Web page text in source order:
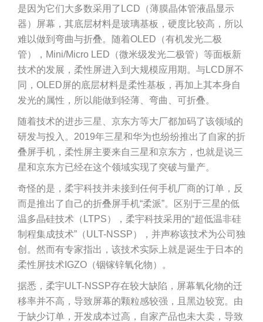
是因为它们大多数采用了LCD（薄膜晶体管液晶显示
器）屏幕，其底层材料是玻璃基板，硬度比较高，所以
难以做到弯曲与折叠。随着OLED（有机发光二极
管），Mini/Micro LED（微米级发光二极管）等面板新
技术的发展，柔性屏进入到大规模应用期。与LCD屏不
同，OLED屏的底层材料是柔性基板，再加上其本身自
发光的属性，所以能做到轻薄、弯曲、可折叠。
随着技术的进步三星、京东方等大厂都加码了该领域的
研发与投入。2019年三星和华为也纷纷推出了自家的折
叠屏手机，柔性屏主要来自三星和京东方，也就是说三
星和京东方已经在这个领域实现了突破与量产。
奇怪的是，柔宇科技并未接到任何手机厂商的订单，反
而是推出了自己的折叠屏手机“柔派”。区别于三星的低
温多晶硅技术（LTPS），柔宇科技采用的“超低温非硅
制程集成技术”（ULT-NSSP），并声称该技术为公司独
创。然而有专家指出，该技术实际上就是诞生于日本的
柔性屏技术IGZO（铟镓锌氧化物）。
据悉，柔宇ULT-NSSP存在较大缺陷，屏幕氧化物的迁
移率并不高，导致屏幕的颗粒感较强，且黑边较宽。由
于缺少订单，开发成本过高，自家产品也未大卖，导致